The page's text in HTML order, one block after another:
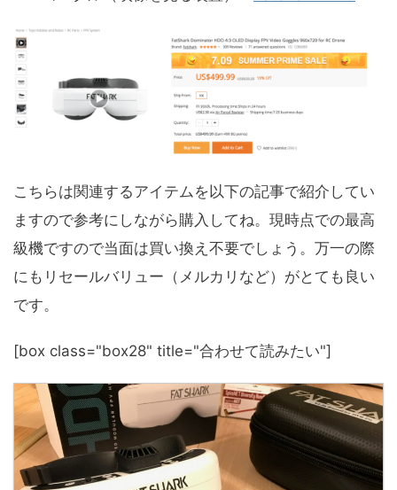
こちらは関連するアイテムを以下の記事で紹介してい
ますので参考にしながら購入してね。現時点での最高
級機ですので当面は買い換え不要でしょう。万一の際
にもリセールバリュー（メルカリなど）がとても良い
です。
[box class="box28" title="合わせて読みたい"]